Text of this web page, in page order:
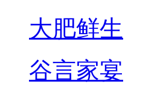
大肥鲜生
谷言家宴